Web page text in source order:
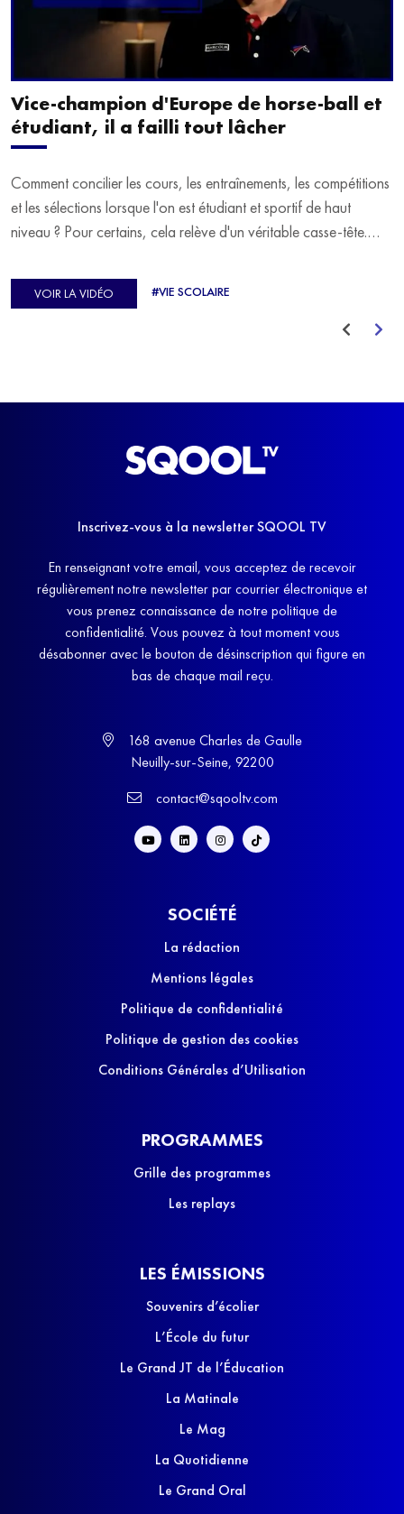
Vice-champion d'Europe de horse-ball et
étudiant, il a failli tout lâcher
Comment concilier les cours, les entraînements, les compétitions
et les sélections lorsque l'on est étudiant et sportif de haut
niveau ? Pour certains, cela relève d'un véritable casse-tête.
d'Europe de Horse-ball, qui a failli abandonner ses études
avant de trouver un nouvel équilibre.
VOIR LA VIDÉO #VIE SCOLAIRE
Inscrivez-vous à la newsletter SQOOL TV
En renseignant votre email, vous acceptez de recevoir
régulièrement notre newsletter par courrier électronique et
vous prenez connaissance de notre politique de
confidentialité. Vous pouvez à tout moment vous
désabonner avec le bouton de désinscription qui figure en
bas de chaque mail reçu.
168 avenue Charles de Gaulle
Neuilly-sur-Seine, 92200
contact@sqooltv.com
SOCIÉTÉ
La rédaction
Mentions légales
Politique de confidentialité
Politique de gestion des cookies
Conditions Générales d’Utilisation
PROGRAMMES
Grille des programmes
Les replays
LES ÉMISSIONS
Souvenirs d’écolier
L’École du futur
Le Grand JT de l’Éducation
La Matinale
Le Mag
La Quotidienne
Le Grand Oral